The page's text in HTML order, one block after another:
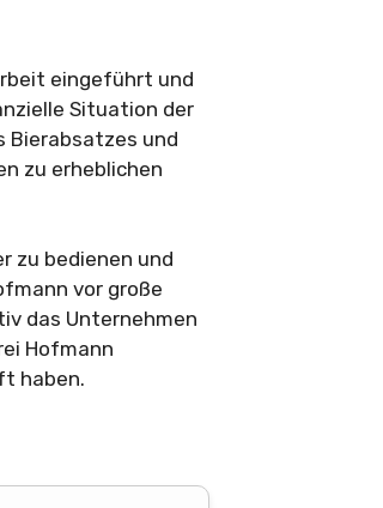
eingeführt und
Situation der
Bierabsatzes und
zu erheblichen
zu bedienen und
vor große
das Unternehmen
Hofmann
haben.